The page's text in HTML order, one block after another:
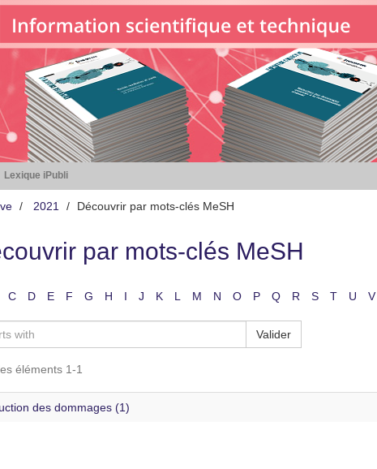
Lexique iPubli
2021 Découvrir par mots-clés MeSH
par mots-clés MeSH
C D E F G H I J K L M N O P Q R S T U V
Valider
éléments 1-1
des dommages (1)